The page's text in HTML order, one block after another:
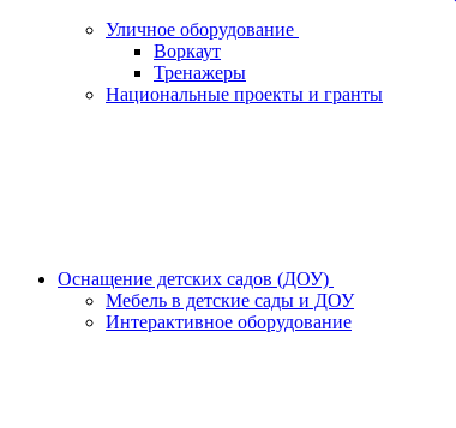
Уличное оборудование
Воркаут
Тренажеры
Национальные проекты и гранты
Оснащение детских садов (ДОУ)
Мебель в детские сады и ДОУ
Интерактивное оборудование